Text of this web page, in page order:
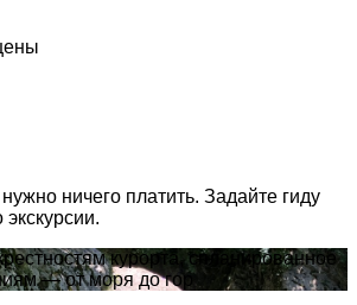
ничего платить. Задайте гиду
курорта, спланированное
— от моря до гор